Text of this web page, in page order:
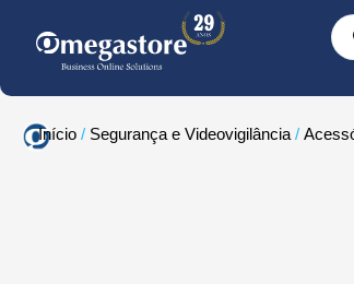
Início / Segurança e Videovigilância /